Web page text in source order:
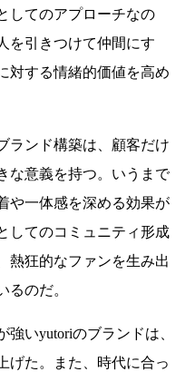
してのアプローチなの
を引きつけて仲間にす
対する情緒的価値を高め
ランド構築は、顧客だけ
な意義を持つ。いうまで
や一体感を深める効果が
してのコミュニティ形成
熱狂的なファンを生み出
るのだ。
いyutoriのブランドは、
げた。また、時代に合っ